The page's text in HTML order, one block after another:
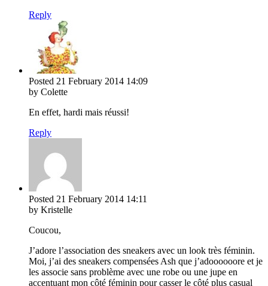
Reply
Posted 21 February 2014 14:09
by Colette
En effet, hardi mais réussi!
Reply
Posted 21 February 2014 14:11
by Kristelle
Coucou,
J’adore l’association des sneakers avec un look très féminin.
Moi, j’ai des sneakers compensées Ash que j’adoooooore et je
les associe sans problème avec une robe ou une jupe en
accentuant mon côté féminin pour casser le côté plus casual